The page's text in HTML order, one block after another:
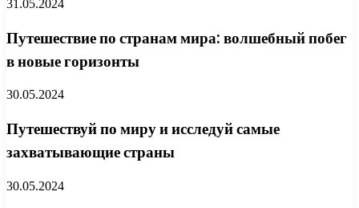
31.05.2024
Путешествие по странам мира: волшебный побег
в новые горизонты
30.05.2024
Путешествуй по миру и исследуй самые
захватывающие страны
30.05.2024